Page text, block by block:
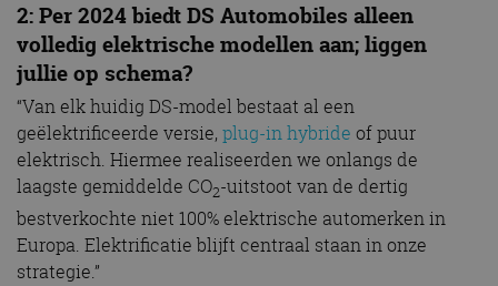
2: Per 2024 biedt DS Automobiles alleen
volledig elektrische modellen aan; liggen
jullie op schema?
“Van elk huidig DS-model bestaat al een
geëlektrificeerde versie, plug-in hybride of puur
elektrisch. Hiermee realiseerden we onlangs de
laagste gemiddelde CO2-uitstoot van de dertig
bestverkochte niet 100% elektrische automerken in
Europa. Elektrificatie blijft centraal staan in onze
strategie.”